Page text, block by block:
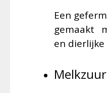
Een
gemaakt
en dierlijke
Melkzuur